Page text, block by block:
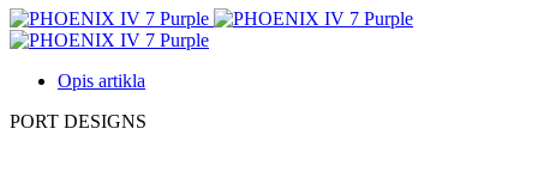
Opis artikla
PORT DESIGNS